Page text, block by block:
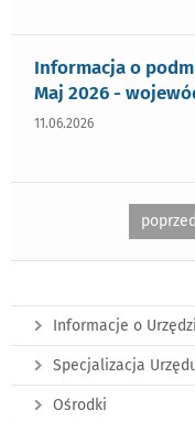
Informacja o
Maj 2026 -
11.06.2026
Informacje o
Specjalizacja
Ośrodki